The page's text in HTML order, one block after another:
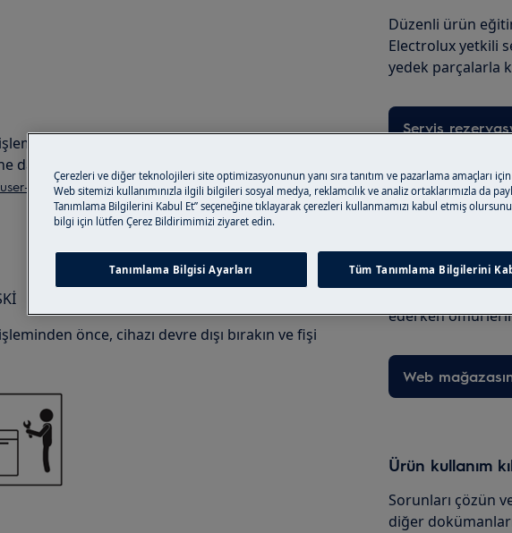
önce ürününüzün kullanım
daima başvurun.
manuals/
önce, cihazı devre dışı bırakın ve fişi
Düzenli ürün
Electrolux yetkili
yedek parçalarla
Servis
Bakım Ürünleri
Ürününüz için
ürünlerini online
verin;
ederken
Web
Ürün kullanım
Sorunları çözün
diğer
Çerezleri ve diğer teknolojileri site optimizasyonunun yanı sıra tanıtım ve pazarlama amaçları
Web sitemizi kullanımınızla ilgili bilgileri sosyal medya, reklamcılık ve analiz ortaklarımızla da
Tanımlama Bilgilerini Kabul Et” seçeneğine tıklayarak çerezleri kullanmamızı kabul etmiş
bilgi için lütfen Çerez Bildirimimizi ziyaret edin.
Tanımlama Bilgisi Ayarları Tüm Tanımlama Bilgilerini